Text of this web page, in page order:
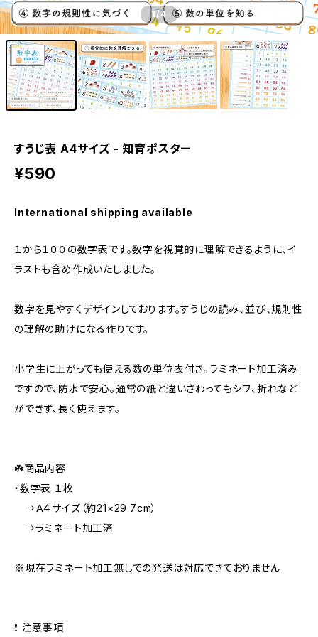
1/4
すうじ表 A4サイズ - 知育ポスター
¥590
International shipping available
１から１００の数字表です。数字を視覚的に理解できるように、イ
ラストも含め作成いたしました。
数字を見やすくデザインしております。すうじの読み、並び、規則性
の理解の助けになる作りです。
小学生に上がっても使える数の単位表付き。ラミネート加工済み
ですので、防水で安心。通常の紙と違いさわってもシワ、折れなど
ができず、長く使えます。
☘️商品内容
・数字表 １枚
→Ａ４サイズ（約21×29.7cm）
→ラミネート加工済
※現在ラミネート加工無しでの発送は対応できておりません
❗️ 注意事項